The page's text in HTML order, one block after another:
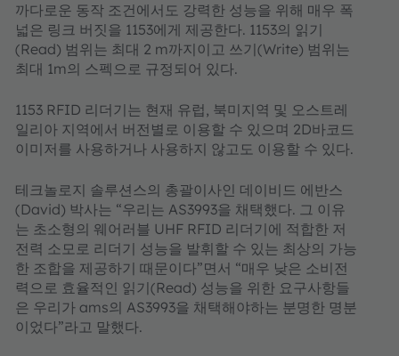
까다로운 동작 조건에서도 강력한 성능을 위해 매우 폭
넓은 링크 버짓을 1153에게 제공한다. 1153의 읽기
(Read) 범위는 최대 2 m까지이고 쓰기(Write) 범위는
최대 1m의 스펙으로 규정되어 있다.
1153 RFID 리더기는 현재 유럽, 북미지역 및 오스트레
일리아 지역에서 버전별로 이용할 수 있으며 2D바코드
이미저를 사용하거나 사용하지 않고도 이용할 수 있다.
테크놀로지 솔루션스의 총괄이사인 데이비드 에반스
(David) 박사는 “우리는 AS3993을 채택했다. 그 이유
는 초소형의 웨어러블 UHF RFID 리더기에 적합한 저
전력 소모로 리더기 성능을 발휘할 수 있는 최상의 가능
한 조합을 제공하기 때문이다”면서 “매우 낮은 소비전
력으로 효율적인 읽기(Read) 성능을 위한 요구사항들
은 우리가 ams의 AS3993을 채택해야하는 분명한 명분
이었다”라고 말했다.